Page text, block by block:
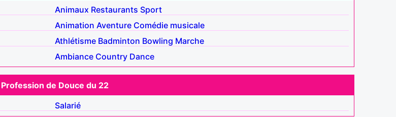
Animaux Restaurants Sport
Animation Aventure Comédie musicale
Athlétisme Badminton Bowling Marche
Ambiance Country Dance
Profession de Douce du 22
Salarié